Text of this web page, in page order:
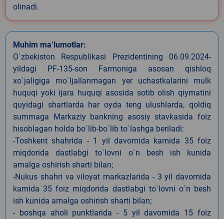
olinadi.
Muhim ma’lumotlar:
O`zbekiston Respublikasi Prezidentining 06.09.2024-
yildagi PF-135-son Farmoniga asosan qishloq
xo`jaligiga mo`ljallanmagan yer uchastkalarini mulk
huquqi yoki ijara huquqi asosida sotib olish qiymatini
quyidagi shartlarda har oyda teng ulushlarda, qoldiq
summaga Markaziy bankning asosiy stavkasida foiz
hisoblagan holda bo`lib-bo`lib to`lashga beriladi:
-Toshkent shahrida - 1 yil davomida kamida 35 foiz
miqdorida dastlabgi to`lovni o`n besh ish kunida
amalga oshirish sharti bilan;
-Nukus shahri va viloyat markazlarida - 3 yil davomida
kamida 35 foiz miqdorida dastlabgi to`lovni o`n besh
ish kunida amalga oshirish sharti bilan;
- boshqa aholi punktlarida - 5 yil davomida 15 foiz